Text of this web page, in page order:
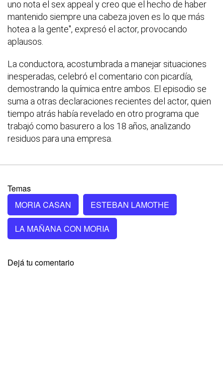
uno nota el sex appeal y creo que el hecho de haber
mantenido siempre una cabeza joven es lo que más
hotea a la gente", expresó el actor, provocando
aplausos.
La conductora, acostumbrada a manejar situaciones
inesperadas, celebró el comentario con picardía,
demostrando la química entre ambos. El episodio se
suma a otras declaraciones recientes del actor, quien
tiempo atrás había revelado en otro programa que
trabajó como basurero a los 18 años, analizando
residuos para una empresa.
Temas
MORIA CASAN
ESTEBAN LAMOTHE
LA MAÑANA CON MORIA
Dejá tu comentario